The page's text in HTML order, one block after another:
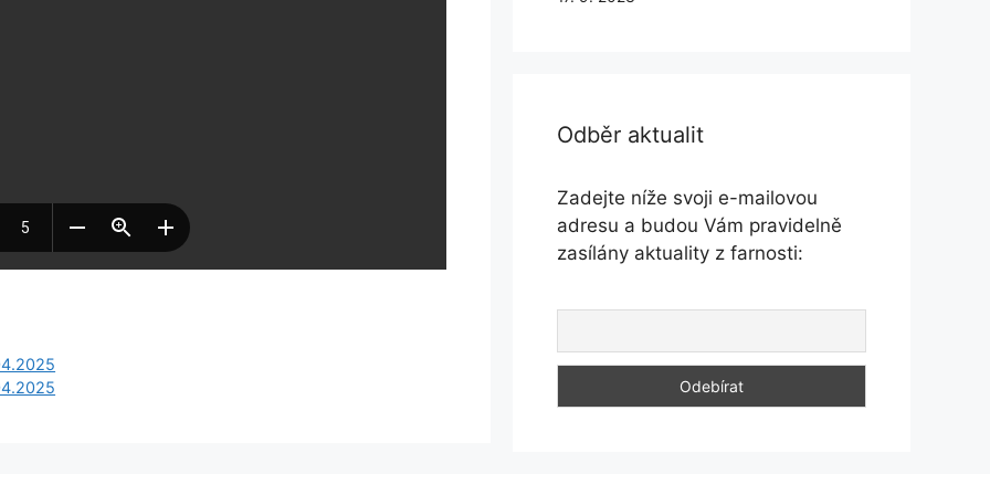
Odběr aktualit
Zadejte níže svoji e-mailovou
adresu a budou Vám pravidelně
zasílány aktuality z farnosti: